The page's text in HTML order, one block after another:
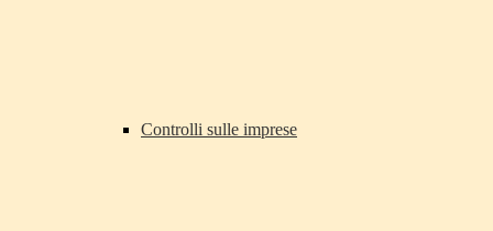
Controlli sulle imprese